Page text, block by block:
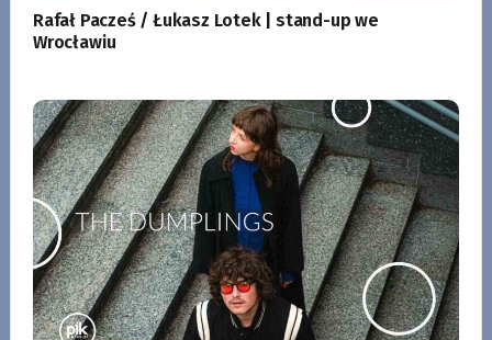
Rafał Pacześ / Łukasz Lotek | stand-up we
Wrocławiu